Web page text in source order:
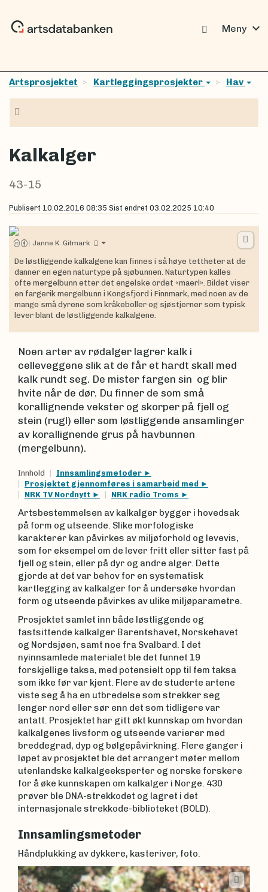
Meny expand_more
Artsprosjektet Kartleggingsprosjekter Hav
Kalkalger
43-15
Publisert 10.02.2016 08:35 Sist endret 03.02.2025 10:40
| Janne K. Gitmark
De løstliggende kalkalgene kan finnes i så høye tettheter at de
danner en egen naturtype på sjøbunnen. Naturtypen kalles
ofte mergelbunn etter det engelske ordet «maerl». Bildet viser
en fargerik mergelbunn i Kongsfjord i Finnmark, med noen av de
mange små dyrene som kråkeboller og sjøstjerner som typisk
lever blant de løstliggende kalkalgene.
Noen arter av rødalger lagrer kalk i
celleveggene slik at de får et hardt skall med
kalk rundt seg. De mister fargen sin og blir
hvite når de dør. Du finner de som små
korallignende vekster og skorper på fjell og
stein (rugl) eller som løstliggende ansamlinger
av korallignende grus på havbunnen
(mergelbunn).
Innhold
Innsamlingsmetoder
Prosjektet gjennomføres i samarbeid med
NRK TV Nordnytt
NRK radio Troms
Artsbestemmelsen av kalkalger bygger i hovedsak
på form og utseende. Slike morfologiske
karakterer kan påvirkes av miljøforhold og levevis,
som for eksempel om de lever fritt eller sitter fast på
fjell og stein, eller på dyr og andre alger. Dette
gjorde at det var behov for en systematisk
kartlegging av kalkalger for å undersøke hvordan
form og utseende påvirkes av ulike miljøparametre.
Prosjektet samlet inn både løstliggende og
fastsittende kalkalger Barentshavet, Norskehavet
og Nordsjøen, samt noe fra Svalbard. I det
nyinnsamlede materialet ble det funnet 19
forskjellige taksa, med potensielt opp til fem taksa
som ikke før var kjent. Flere av de studerte artene
viste seg å ha en utbredelse som strekker seg
lenger nord eller sør enn det som tidligere var
antatt. Prosjektet har gitt økt kunnskap om hvordan
kalkalgenes livsform og utseende varierer med
breddegrad, dyp og bølgepåvirkning. Flere ganger i
løpet av prosjektet ble det arrangert møter mellom
utenlandske kalkalgeeksperter og norske forskere
for å øke kunnskapen om kalkalger i Norge. 430
prøver ble DNA-strekkodet og lagret i det
internasjonale strekkode-biblioteket (BOLD).
Innsamlingsmetoder
Håndplukking av dykkere, kasteriver, foto.